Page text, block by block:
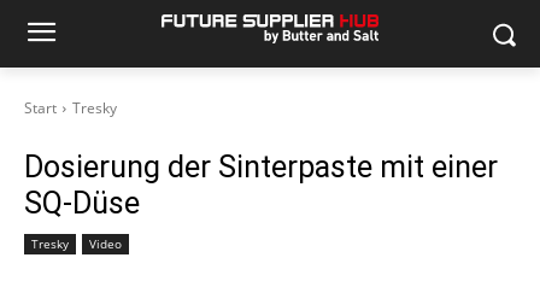
Start Tresky
Dosierung der Sinterpaste mit einer
SQ-Düse
Tresky Video